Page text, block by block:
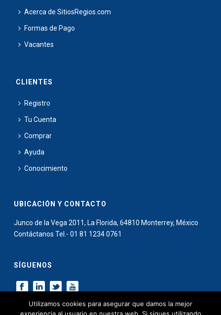
Acerca de SitiosRegios.com
Formas de Pago
Vacantes
CLIENTES
Registro
Tu Cuenta
Comprar
Ayuda
Conocimiento
UBICACIÓN Y CONTACTO
Junco de la Vega 2011, La Florida, 64810 Monterrey, México
Contáctanos Tel.- 01 81 1234 0761
SÍGUENOS
Utilizamos cookies para asegurar que damos la mejor